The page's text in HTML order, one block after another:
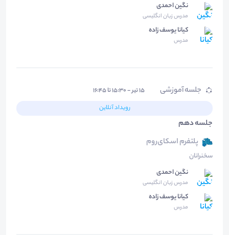
نگین احمدی
مدرس زبان انگلیسی
کیانا یوسف زاده
مدرس
جلسه آموزشی
۱۵ تیر - ۱۵:۳۰ تا ۱۶:۴۵
رویداد آنلاین
جلسه دهم
پلتفرم اسکای‌روم
سخنرانان
نگین احمدی
مدرس زبان انگلیسی
کیانا یوسف زاده
مدرس